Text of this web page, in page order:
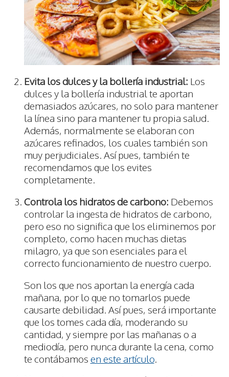
Evita los dulces y la bollería industrial: Los
dulces y la bollería industrial te aportan
demasiados azúcares, no solo para mantener
la línea sino para mantener tu propia salud.
Además, normalmente se elaboran con
azúcares refinados, los cuales también son
muy perjudiciales. Así pues, también te
recomendamos que los evites
completamente.
Controla los hidratos de carbono: Debemos
controlar la ingesta de hidratos de carbono,
pero eso no significa que los eliminemos por
completo, como hacen muchas dietas
milagro, ya que son esenciales para el
correcto funcionamiento de nuestro cuerpo.
Son los que nos aportan la energía cada
mañana, por lo que no tomarlos puede
causarte debilidad. Así pues, será importante
que los tomes cada día, moderando su
cantidad, y siempre por las mañanas o a
mediodía, pero nunca durante la cena, como
te contábamos en este artículo.